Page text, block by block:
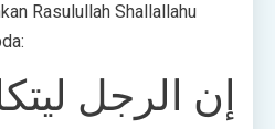
Rasulullah Shallallahu
إن الرجل